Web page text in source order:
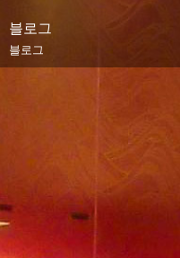
블로그
블로그